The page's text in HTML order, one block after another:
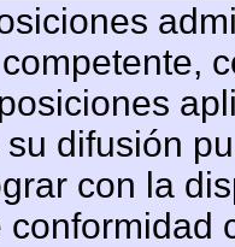
difusión
con la